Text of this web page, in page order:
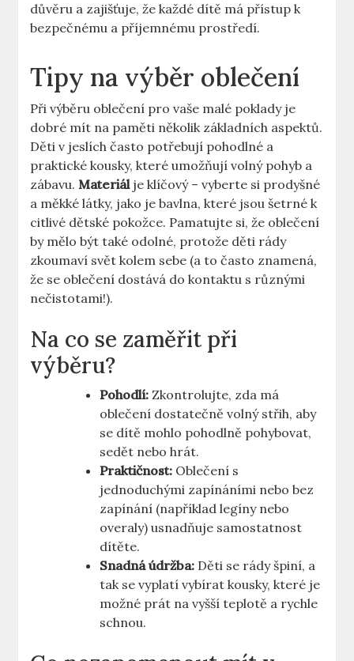
důvěru a zajišťuje, že každé dítě má přístup k
bezpečnému a příjemnému prostředí.
Tipy na výběr oblečení
Při výběru oblečení pro vaše malé poklady je
dobré mít na paměti několik základních aspektů.
Děti v jeslích často potřebují pohodlné a
praktické kousky, které umožňují volný pohyb a
zábavu.Materiálje klíčový – vyberte si prodyšné
a měkké látky, jako je bavlna, které jsou šetrné k
citlivé dětské pokožce. Pamatujte si, že oblečení
by mělo být také odolné, protože děti rády
zkoumaví svět kolem sebe (a to často znamená,
že se oblečení dostává do kontaktu s různými
nečistotami!).
Na co se zaměřit při
výběru?
Pohodlí: Zkontrolujte, zda má
oblečení dostatečně volný střih, aby
se dítě mohlo pohodlně pohybovat,
sedět nebo hrát.
Praktičnost: Oblečení s
jednoduchými zapínáními nebo bez
zapínání (například legíny nebo
overaly) usnadňuje samostatnost
dítěte.
Snadná údržba: Děti se rády špiní, a
tak se vyplatí vybírat kousky, které je
možné prát na vyšší teplotě a rychle
schnou.